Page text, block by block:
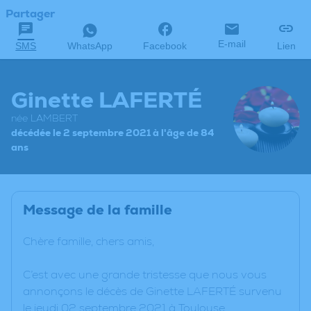
Partager
SMS WhatsApp Facebook E-mail Lien
Ginette LAFERTÉ
née LAMBERT
décédée le 2 septembre 2021 à l'âge de 84
ans
Message de la famille
Chère famille, chers amis,
C’est avec une grande tristesse que nous vous
annonçons le décès de Ginette LAFERTÉ survenu